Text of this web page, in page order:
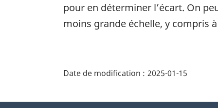
pour en déterminer l’écart. On
moins grande échelle, y compris
de
page"
Date de modification : 2025-01-15